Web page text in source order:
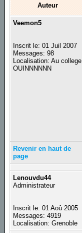
Auteur
Veemon5
Inscrit le: 01 Juil 2007
Messages: 98
Localisation: Au college
OUINNNNNN
Revenir en haut de
page
Lenouvdu44
Administrateur
Inscrit le: 01 Aoû 2005
Messages: 4919
Localisation: Grenoble